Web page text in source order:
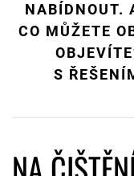
NABÍDNOUT.
CO MŮŽETE
S